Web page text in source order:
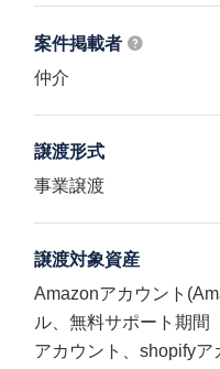
案件掲載者
仲介
譲渡形式
事業譲渡
譲渡対象資産
Amazonアカウント
ル、無料サポート期間
アカウント、shopify